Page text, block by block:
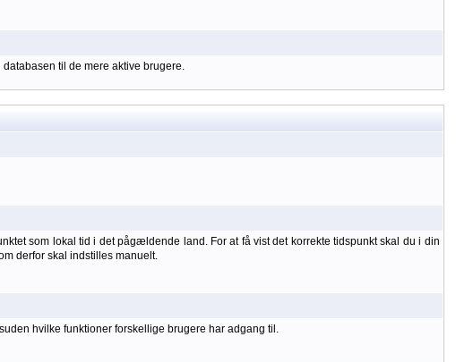
til de mere aktive brugere.
som lokal tid i det pågældende land. For at få vist det korrekte tidspunkt skal du i din
derfor skal indstilles manuelt.
hvilke funktioner forskellige brugere har adgang til.